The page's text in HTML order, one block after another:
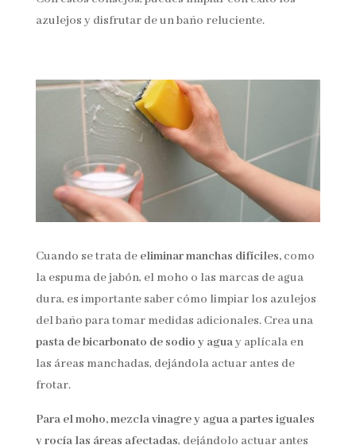
azulejos y disfrutar de un baño reluciente.
Cuando se trata de eliminar manchas difíciles,como
la espuma de jabón, el moho o las marcas de agua
dura, es importante saber cómo limpiar los azulejos
del baño para tomar medidas adicionales. Crea una
pasta de bicarbonato de sodio y aguay aplícala en
las áreas manchadas, dejándola actuar antes de
frotar.
Para el moho, mezcla vinagre y agua a partes iguales
y rocía las áreas afectadas, dejándolo actuar antes